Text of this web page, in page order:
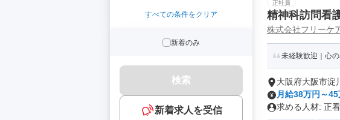
すべての条件をクリア
新着のみ
検索
新着求人を受信
正社員
精神科訪問看
株式会社フリーケ
未経験歓迎｜心
大阪府大阪市淀
月給38万円～45
求める人材: 正